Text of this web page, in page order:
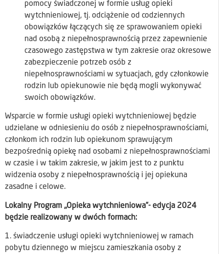
pomocy świadczonej w formie usług opieki
wytchnieniowej, tj. odciążenie od codziennych
obowiązków łączących się ze sprawowaniem opieki
nad osobą z niepełnosprawnością przez zapewnienie
czasowego zastępstwa w tym zakresie oraz okresowe
zabezpieczenie potrzeb osób z
niepełnosprawnościami w sytuacjach, gdy członkowie
rodzin lub opiekunowie nie będą mogli wykonywać
swoich obowiązków.
Wsparcie w formie usługi opieki wytchnieniowej będzie
udzielane w odniesieniu do osób z niepełnosprawnościami,
członkom ich rodzin lub opiekunom sprawującym
bezpośrednią opiekę nad osobami z niepełnosprawnościami
w czasie i w takim zakresie, w jakim jest to z punktu
widzenia osoby z niepełnosprawnością i jej opiekuna
zasadne i celowe.
Lokalny Program „Opieka wytchnieniowa”- edycja 2024
będzie realizowany w dwóch formach:
1. świadczenie usługi opieki wytchnieniowej w ramach
pobytu dziennego w miejscu zamieszkania osoby z